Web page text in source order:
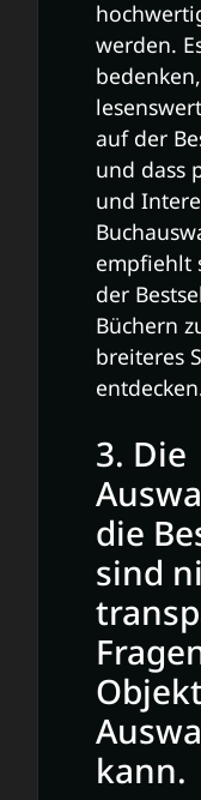
werden.
auf der
und dass
und
empfiehlt
der
Büchern
breiteres
3. Die
die
sind
kann.